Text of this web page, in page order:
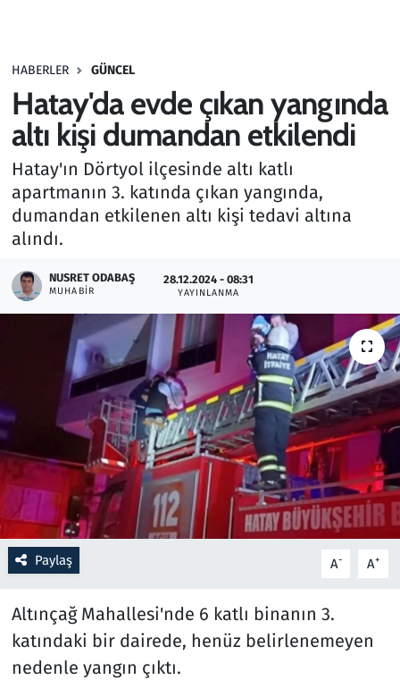
HABERLER GÜNCEL
Hatay'da evde çıkan yangında
altı kişi dumandan etkilendi
Hatay'ın Dörtyol ilçesinde altı katlı
apartmanın 3. katında çıkan yangında,
dumandan etkilenen altı kişi tedavi altına
alındı.
NUSRET ODABAŞ
MUHABIR
28.12.2024 - 08:31
YAYINLANMA
Paylaş A- A+
Altınçağ Mahallesi'nde 6 katlı binanın 3.
katındaki bir dairede, henüz belirlenemeyen
nedenle yangın çıktı.
Haber
Kültür Sanat
Kurumsal Haberler
Lezzet Durağı
Oyun
Ramazan
Resmi İlanlar
Rüya Tabirleri
Sağlık
Savunma Sanayi
Seçim 2023
Spor